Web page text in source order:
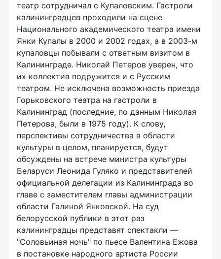
театр сотрудничал с Купаловским. Гастроли
калининградцев проходили на сцене
Национального академического театра имени
Янки Купалы в 2000 и 2002 годах, а в 2003-м
купаловцы побывали с ответным визитом в
Калининграде. Николай Петеров уверен, что
их коллектив подружится и с Русским
театром. Не исключена возможность приезда
Горьковского театра на гастроли в
Калининград (последние, по данным Николая
Петерова, были в 1975 году). К слову,
перспективы сотрудничества в области
культуры в целом, планируется, будут
обсуждены на встрече министра культуры
Беларуси Леонида Гуляко и представителей
официальной делегации из Калининграда во
главе с заместителем главы администрации
области Галиной Янковской. На суд
белорусской публики в этот раз
калининградцы представят спектакли —
"Соловьиная ночь" по пьесе Валентина Ежова
в постановке народного артиста России